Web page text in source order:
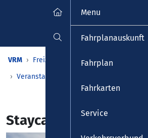
VRM Freizeit
Veranstaltungen &
Veranstaltungen
Staycation 2024 in
Menu
Fahrplanauskunft
Fahrplan
Fahrkarten
Service